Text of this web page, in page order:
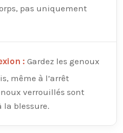
pas uniquement
: Gardez les genoux
même à l’arrêt
verrouillés sont
blessure.